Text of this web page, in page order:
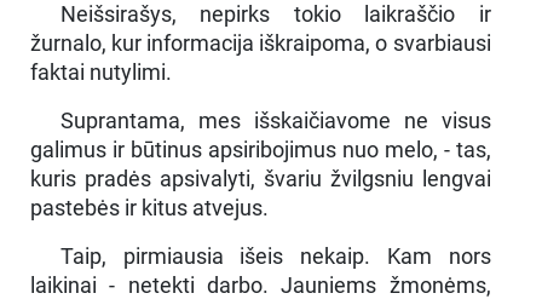
Neišsirašys, nepirks tokio laikraščio ir
žurnalo, kur informacija iškraipoma, o svarbiausi
faktai nutylimi.
Suprantama, mes išskaičiavome ne visus
galimus ir būtinus apsiribojimus nuo melo, - tas,
kuris pradės apsivalyti, švariu žvilgsniu lengvai
pastebės ir kitus atvejus.
Taip, pirmiausia išeis nekaip. Kam nors
laikinai - netekti darbo. Jauniems žmonėms,